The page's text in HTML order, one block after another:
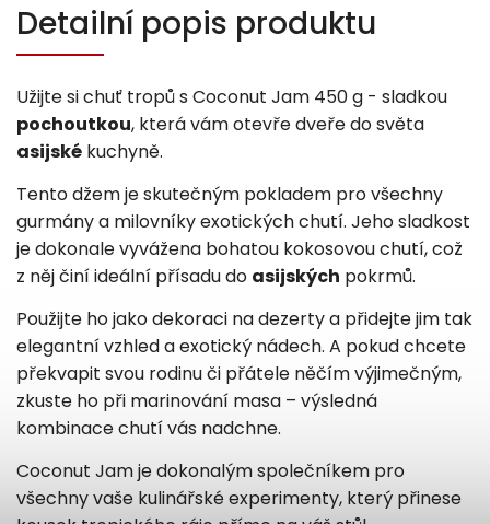
Detailní popis produktu
Užijte si chuť tropů s Coconut Jam 450 g - sladkou
pochoutkou, která vám otevře dveře do světa
asijské kuchyně.
Tento džem je skutečným pokladem pro všechny
gurmány a milovníky exotických chutí. Jeho sladkost
je dokonale vyvážena bohatou kokosovou chutí, což
z něj činí ideální přísadu do asijských pokrmů.
Použijte ho jako dekoraci na dezerty a přidejte jim tak
elegantní vzhled a exotický nádech. A pokud chcete
překvapit svou rodinu či přátele něčím výjimečným,
zkuste ho při marinování masa – výsledná
kombinace chutí vás nadchne.
Coconut Jam je dokonalým společníkem pro
všechny vaše kulinářské experimenty, který přinese